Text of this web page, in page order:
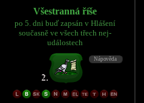
Všestranná říše
po 5. dni buď zapsán v Hlášení
současně ve všech třech nej-
událostech